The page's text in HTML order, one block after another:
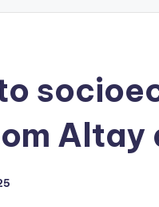
Altay